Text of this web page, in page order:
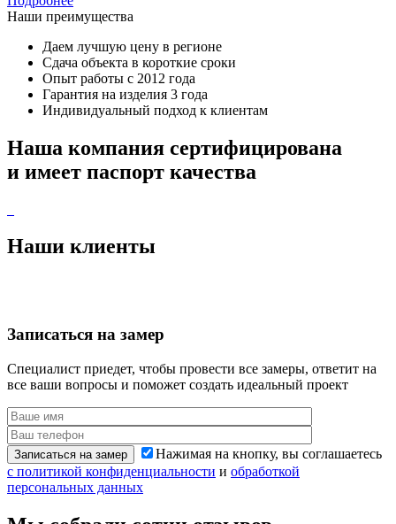
Наши преимущества
Даем лучшую цену в регионе
Сдача объекта в короткие сроки
Опыт работы с 2012 года
Гарантия на изделия 3 года
Индивидуальный подход к клиентам
Наша компания сертифицирована
и имеет паспорт качества
Наши клиенты
Записаться на замер
Специалист приедет, чтобы провести все замеры, ответит на
все ваши вопросы и поможет создать идеальный проект
Записаться на замер
Нажимая на кнопку, вы соглашаетесь
с политикой конфиденциальности и обработкой
персональных данных